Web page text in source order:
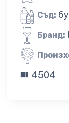
Съд:
Бранд:
4504